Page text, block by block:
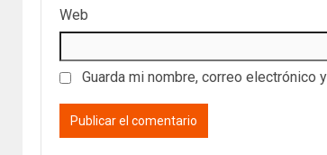
Web
Guarda mi nombre, correo electrónico